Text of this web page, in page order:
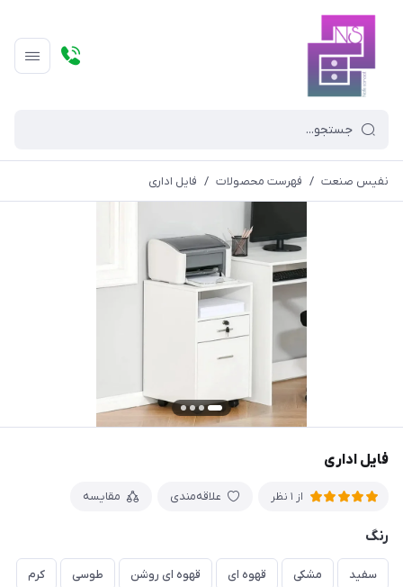
نفیس صنعت / فهرست محصولات / فایل اداری
فایل اداری
از 1 نظر علاقه‌مندی مقایسه
رنگ
سفید مشکی قهوه ای قهوه ای روشن طوسی کرم